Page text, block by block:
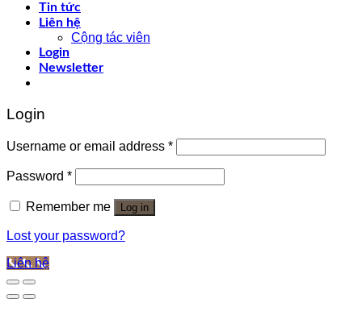
Tin tức
Liên hệ
Cộng tác viên
Login
Newsletter
Login
Username or email address *
Password *
Remember me Log in
Lost your password?
Liên hệ